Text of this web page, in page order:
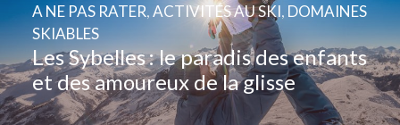
Les Sybelles : le paradis des enfants
et des amoureux de la glisse
A NE PAS RATER,ACTIVITÉS AU SKI, DOMAINES
SKIABLES